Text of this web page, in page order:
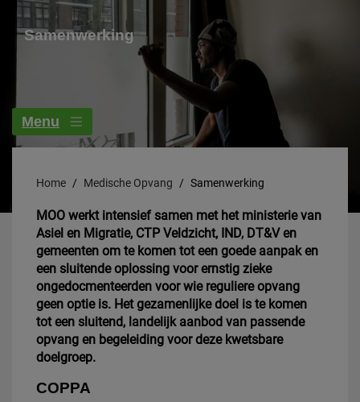
Samenwerking
Menu
Home Medische Opvang Samenwerking
MOO werkt intensief samen met het ministerie van
Asiel en Migratie, CTP Veldzicht, IND, DT&V en
gemeenten om te komen tot een goede aanpak en
een sluitende oplossing voor ernstig zieke
ongedocmenteerden voor wie reguliere opvang
geen optie is. Het gezamenlijke doel is te komen
tot een sluitend, landelijk aanbod van passende
opvang en begeleiding voor deze kwetsbare
doelgroep.
COPPA